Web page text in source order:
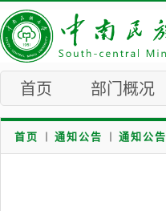
首页 部门概况
首页 通知公告 通知公告